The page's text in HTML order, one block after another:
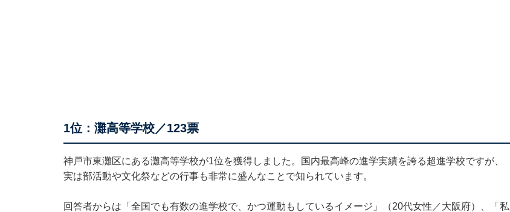
1位：灘高等学校／123票
神戸市東灘区にある灘高等学校が1位を獲得しました。国内最高峰の進学実績を誇る超進学校ですが、
実は部活動や文化祭などの行事も非常に盛んなことで知られています。
回答者からは「全国でも有数の進学校で、かつ運動もしているイメージ」（20代女性／大阪府）、「私